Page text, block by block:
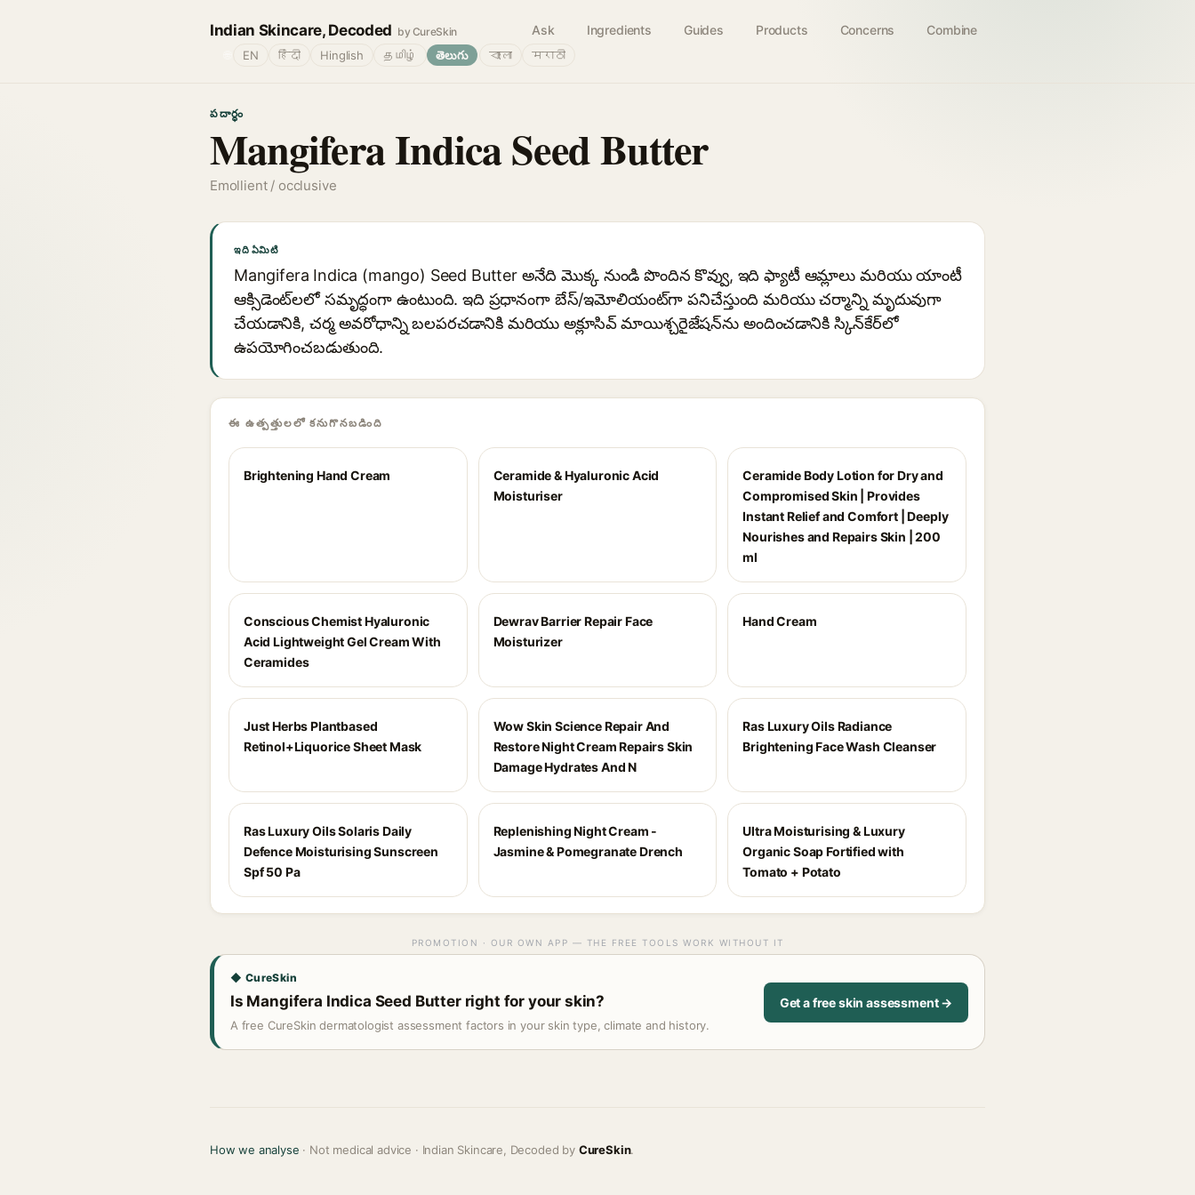
Indian Skincare, Decoded by CureSkin Ask Ingredients Guides Products Concerns Combine
EN हिंदी Hinglish தமிழ் తెలుగు বাংলা मराठी
పదార్థం
Mangifera Indica Seed Butter
Emollient / occlusive
ఇది ఏమిటి
Mangifera Indica (mango) Seed Butter అనేది మొక్క నుండి పొందిన కొవ్వు, ఇది ఫ్యాటీ ఆమ్లాలు మరియు యాంటీ
ఆక్సిడెంట్‌లలో సమృద్ధంగా ఉంటుంది. ఇది ప్రధానంగా బేస్/ఇమోలియంట్‌గా పనిచేస్తుంది మరియు చర్మాన్ని మృదువుగా
చేయడానికి, చర్మ అవరోధాన్ని బలపరచడానికి మరియు అక్లూసివ్ మాయిశ్చరైజేషన్‌ను అందించడానికి స్కిన్‌కేర్‌లో
ఉపయోగించబడుతుంది.
ఈ ఉత్పత్తులలో కనుగొనబడింది
Brightening Hand Cream
Ceramide & Hyaluronic Acid
Moisturiser
Ceramide Body Lotion for Dry and
Compromised Skin | Provides
Instant Relief and Comfort | Deeply
Nourishes and Repairs Skin | 200
ml
Conscious Chemist Hyaluronic
Acid Lightweight Gel Cream With
Ceramides
Dewrav Barrier Repair Face
Moisturizer
Hand Cream
Just Herbs Plantbased
Retinol+Liquorice Sheet Mask
Wow Skin Science Repair And
Restore Night Cream Repairs Skin
Damage Hydrates And N
Ras Luxury Oils Radiance
Brightening Face Wash Cleanser
Ras Luxury Oils Solaris Daily
Defence Moisturising Sunscreen
Spf 50 Pa
Replenishing Night Cream -
Jasmine & Pomegranate Drench
Ultra Moisturising & Luxury
Organic Soap Fortified with
Tomato + Potato
PROMOTION · OUR OWN APP — THE FREE TOOLS WORK WITHOUT IT
◆ CureSkin
Is Mangifera Indica Seed Butter right for your skin?
A free CureSkin dermatologist assessment factors in your skin type, climate and history.
Get a free skin assessment →
How we analyse · Not medical advice · Indian Skincare, Decoded by CureSkin.